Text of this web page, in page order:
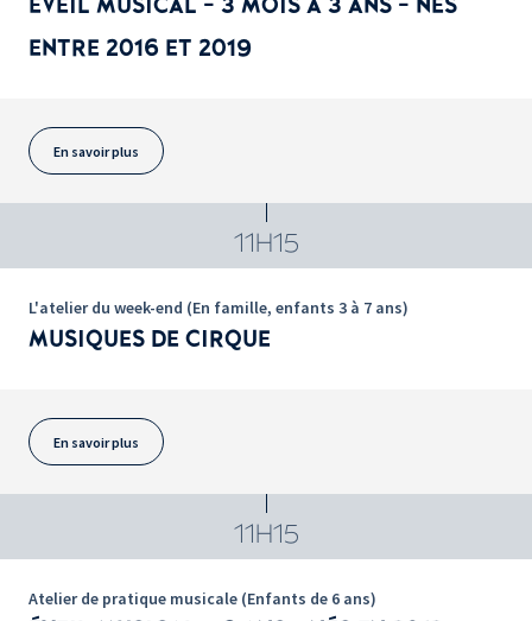
ÉVEIL MUSICAL - 3 MOIS À 3 ANS - NÉS
ENTRE 2016 ET 2019
En savoir plus
11H15
L'atelier du week-end (En famille, enfants 3 à 7 ans)
MUSIQUES DE CIRQUE
En savoir plus
11H15
Atelier de pratique musicale (Enfants de 6 ans)